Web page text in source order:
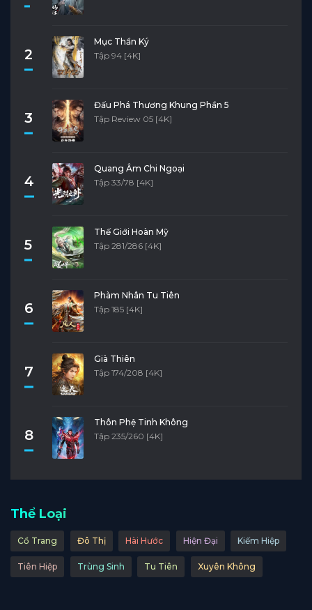
2
Mục Thần Ký
Tập 94 [4K]
3
Đấu Phá Thương Khung Phần 5
Tập Review 05 [4K]
4
Quang Âm Chi Ngoại
Tập 33/78 [4K]
5
Thế Giới Hoàn Mỹ
Tập 281/286 [4K]
6
Phàm Nhân Tu Tiên
Tập 185 [4K]
7
Già Thiên
Tập 174/208 [4K]
8
Thôn Phệ Tinh Không
Tập 235/260 [4K]
Thể Loại
Cổ Trang Đô Thị Hài Hước Hiện Đại Kiếm Hiệp
Tiên Hiệp Trùng Sinh Tu Tiên Xuyên Không